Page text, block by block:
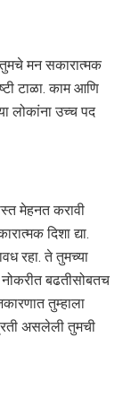
मन सकारात्मक
टाळा. काम आणि
लोकांना उच्च पद
मेहनत करावी
दिशा द्या.
रहा. ते तुमच्या
बढतीसोबतच
तुम्हाला
असलेली तुमची